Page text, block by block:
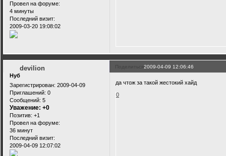
Провел на форуме:
4 минуты
Последний визит:
2009-03-20 19:08:02
Поделиться2009-04-09 12:06:46
devilion
Нуб
Зарегистрирован: 2009-04-09
Приглашений: 0
Сообщений: 5
Уважение: +0
Позитив: +1
Провел на форуме:
36 минут
Последний визит:
2009-04-09 12:07:02
да чтож за такой жестокий хайд
0